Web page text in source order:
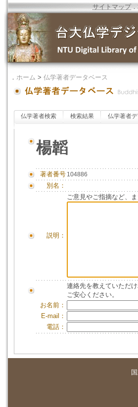
サイトマップ．
． ホーム > 仏学著者データベース
仏学著者検索 検索結果 仏学著者
楊韜
著者番号 104886
別名：
説明：
ご意見やご指摘など、
連絡先を教えていただ
ご安心ください。
お名前：
E-mail：
電話：